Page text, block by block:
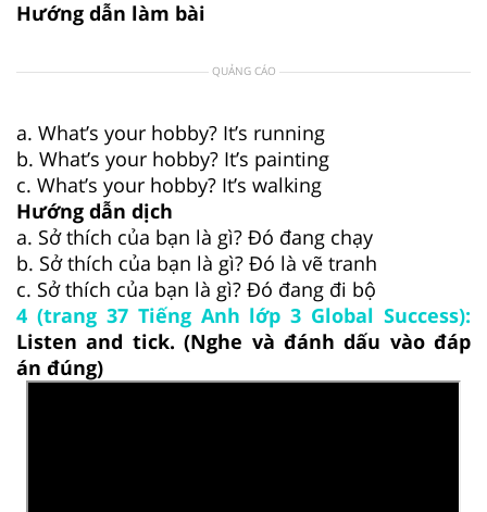
Hướng dẫn làm bài
QUẢNG CÁO
a. What’s your hobby? It’s running
b. What’s your hobby? It’s painting
c. What’s your hobby? It’s walking
Hướng dẫn dịch
a. Sở thích của bạn là gì? Đó đang chạy
b. Sở thích của bạn là gì? Đó là vẽ tranh
c. Sở thích của bạn là gì? Đó đang đi bộ
4 (trang 37 Tiếng Anh lớp 3 Global Success):
Listen and tick. (Nghe và đánh dấu vào đáp
án đúng)